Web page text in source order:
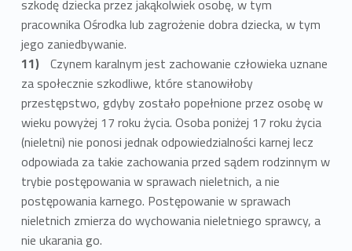
szkodę dziecka przez jakąkolwiek osobę, w tym
pracownika Ośrodka lub zagrożenie dobra dziecka, w tym
jego zaniedbywanie.
Czynem karalnym jest zachowanie człowieka uznane
za społecznie szkodliwe, które stanowiłoby
przestępstwo, gdyby zostało popełnione przez osobę w
wieku powyżej 17 roku życia. Osoba poniżej 17 roku życia
(nieletni) nie ponosi jednak odpowiedzialności karnej lecz
odpowiada za takie zachowania przed sądem rodzinnym w
trybie postępowania w sprawach nieletnich, a nie
postępowania karnego. Postępowanie w sprawach
nieletnich zmierza do wychowania nieletniego sprawcy, a
nie ukarania go.